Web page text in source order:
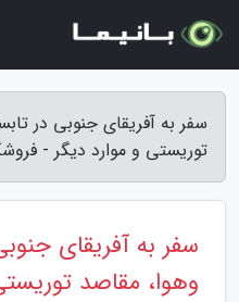
سفر به آفریقای جنوبی در
توریستی و موارد دیگر -
سفر به آفریقای
وهوا، مقاصد